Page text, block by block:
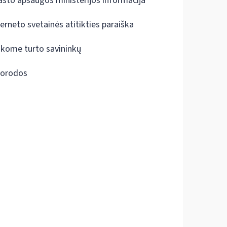
svetainės atitikties paraiška
turto savininkų